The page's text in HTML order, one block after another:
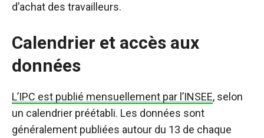
d’achat des travailleurs.
Calendrier et accès aux
données
L’IPC est publié mensuellement par l’INSEE, selon
un calendrier préétabli. Les données sont
généralement publiées autour du 13 de chaque